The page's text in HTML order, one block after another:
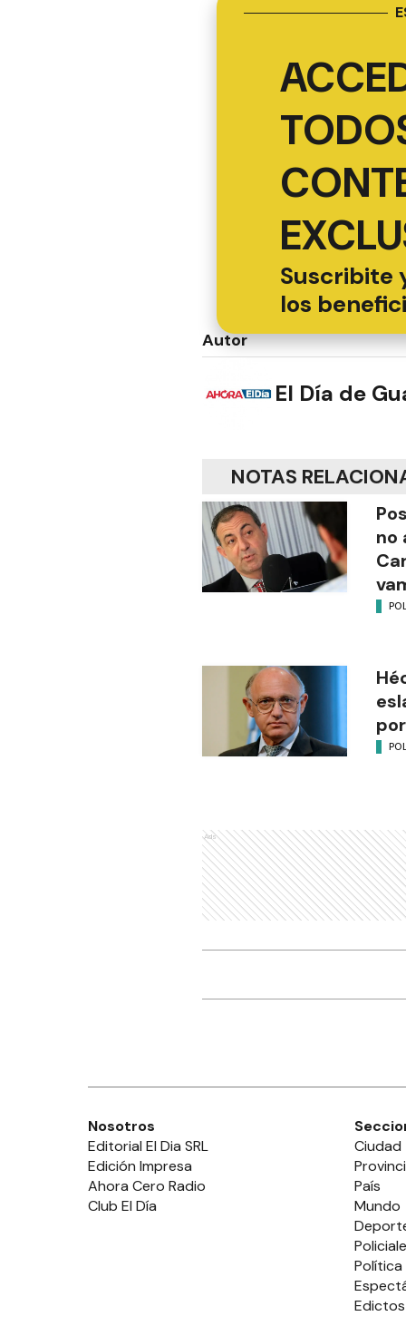
Suscribite
los
Autor
El Día de
NOTAS
no
Ads
Nosotros
Editorial El Dia SRL
Edición Impresa
Ahora Cero Radio
Club El Día
Ciudad
País
Mundo
Política
Edictos